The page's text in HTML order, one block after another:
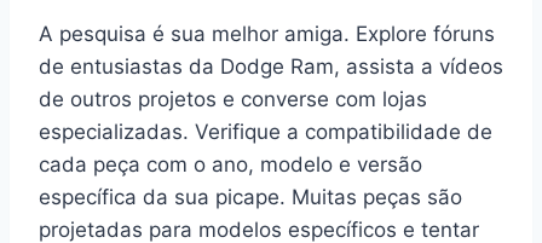
A pesquisa é sua melhor amiga. Explore fóruns
de entusiastas da Dodge Ram, assista a vídeos
de outros projetos e converse com lojas
especializadas. Verifique a compatibilidade de
cada peça com o ano, modelo e versão
específica da sua picape. Muitas peças são
projetadas para modelos específicos e tentar